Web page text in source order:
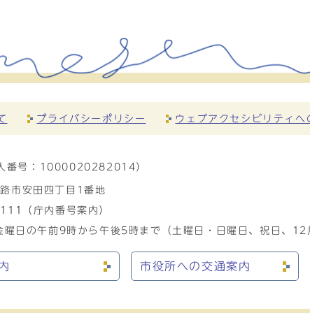
プライバシーポリシー ウェブアクセシビリティへ
番号： 1000020282014）
市安田四丁目1番地
（庁内番号案内）
曜日の午前9時から午後5時まで（土曜日・日曜日、祝日、
市役所への交通案内